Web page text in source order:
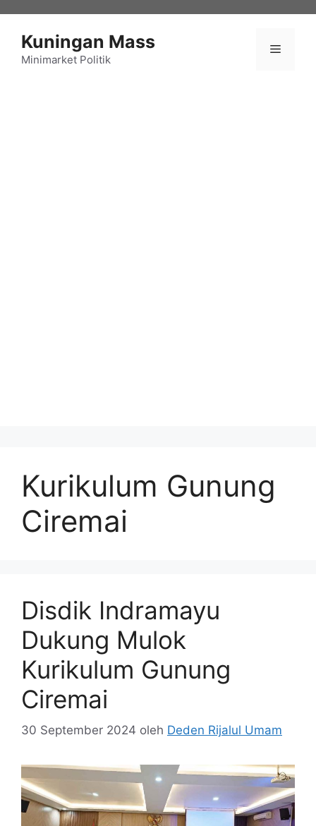
Kuningan Mass
Minimarket Politik
Menu
Kurikulum Gunung
Ciremai
Disdik Indramayu
Dukung Mulok
Kurikulum Gunung
Ciremai
30 September 2024 oleh Deden Rijalul Umam